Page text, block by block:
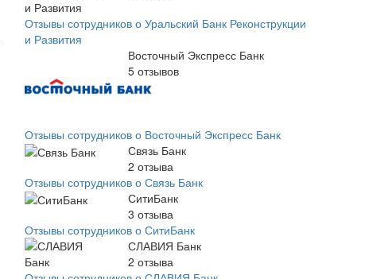
Отзывы сотрудников о Уральский Банк Реконструкции
и Развития
Восточный Экспресс Банк
5 отзывов
Отзывы сотрудников о Восточный Экспресс Банк
Связь Банк
2 отзыва
Отзывы сотрудников о Связь Банк
СитиБанк
3 отзыва
Отзывы сотрудников о СитиБанк
СЛАВИЯ Банк
2 отзыва